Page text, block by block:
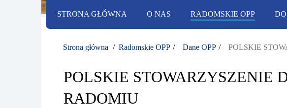
STRONA GŁÓWNA O NAS RADOMSKIE OPP
Strona główna Radomskie OPP Dane OPP POLSKIE
POLSKIE STOWARZYSZENIE
RADOMIU